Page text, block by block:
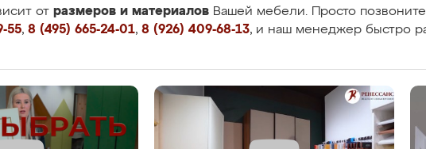
от размеров и материалов Вашей мебели. Просто
55, 8 (495) 665-24-01, 8 (926) 409-68-13, и наш менеджер быстро